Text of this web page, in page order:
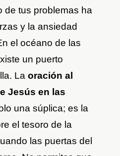
de tus problemas ha
y la ansiedad
el océano de las
un puerto
Laoración al
Jesús en las
una súplica; es la
el tesoro de la
las puertas del